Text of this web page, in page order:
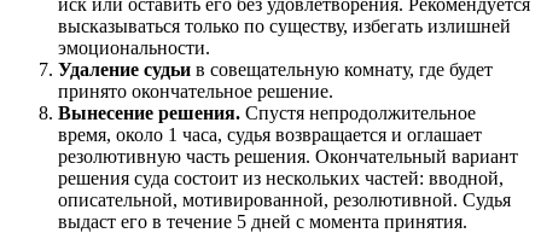
высказываться только по существу, избегать излишней
эмоциональности.
Удаление судьи в совещательную комнату, где будет
принято окончательное решение.
Вынесение решения. Спустя непродолжительное
время, около 1 часа, судья возвращается и оглашает
резолютивную часть решения. Окончательный вариант
решения суда состоит из нескольких частей: вводной,
описательной, мотивированной, резолютивной. Судья
выдаст его в течение 5 дней с момента принятия.